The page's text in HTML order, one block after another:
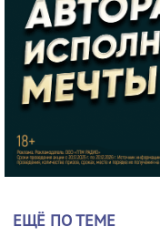
ЕЩЁ ПО ТЕМЕ